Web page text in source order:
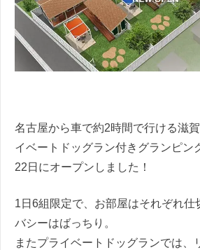
名古屋から車で約2時間で行ける滋
イベートドッグラン付きグランピン
22日にオープンしました！
1日6組限定で、お部屋はそれぞれ仕
バシーはばっちり。
またプライベートドッグランでは、